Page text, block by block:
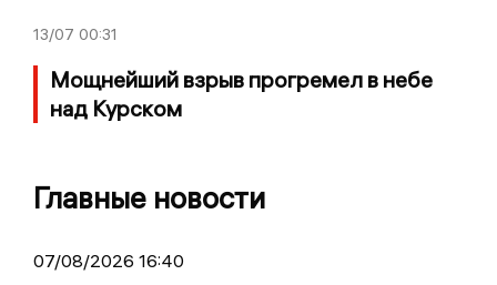
13/07 00:31
Мощнейший взрыв прогремел в небе
над Курском
Главные новости
07/08/2026 16:40